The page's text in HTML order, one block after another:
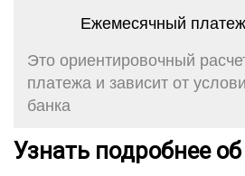
Ежемесячный
Это ориентировочный
платежа и зависит от
банка
Узнать подробнее